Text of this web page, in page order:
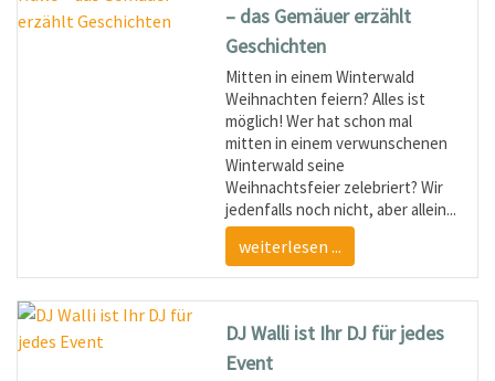
– das Gemäuer erzählt
Geschichten
Mitten in einem Winterwald
Weihnachten feiern? Alles ist
möglich! Wer hat schon mal
mitten in einem verwunschenen
Winterwald seine
Weihnachtsfeier zelebriert? Wir
jedenfalls noch nicht, aber allein...
weiterlesen ...
DJ Walli ist Ihr DJ für jedes
Event